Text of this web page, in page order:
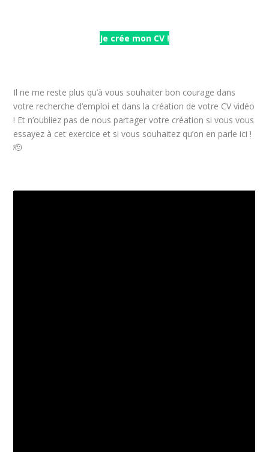
Je crée mon CV !
Il ne me reste plus qu’à vous souhaiter bon courage dans
votre recherche d’emploi et dans la création de votre CV vidéo
! Et n’oubliez pas de nous partager votre création si vous vous
essayez à cet exercice et si vous souhaitez qu’on en parle ici !
🫡